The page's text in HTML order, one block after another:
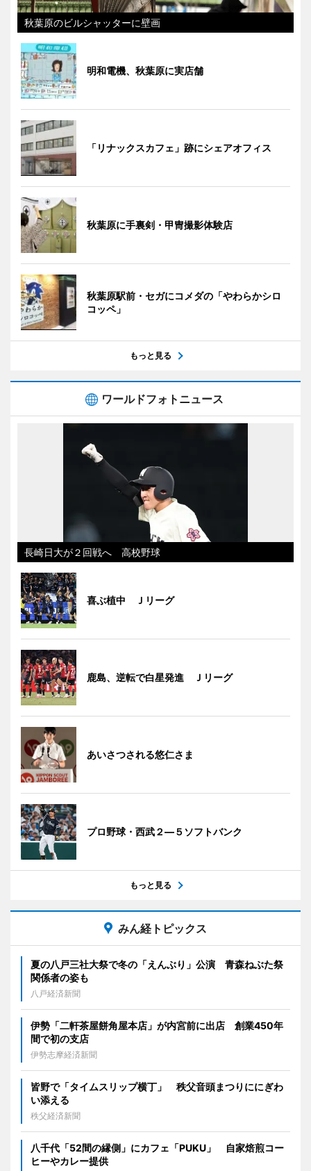
秋葉原のビルシャッターに壁画
明和電機、秋葉原に実店舗
「リナックスカフェ」跡にシェアオフィス
秋葉原に手裏剣・甲冑撮影体験店
秋葉原駅前・セガにコメダの「やわらかシロ
コッペ」
もっと見る
ワールドフォトニュース
長崎日大が２回戦へ 高校野球
喜ぶ植中 Ｊリーグ
鹿島、逆転で白星発進 Ｊリーグ
あいさつされる悠仁さま
プロ野球・西武２―５ソフトバンク
もっと見る
みん経トピックス
夏の八戸三社大祭で冬の「えんぶり」公演 青森ねぶた祭
関係者の姿も
八戸経済新聞
伊勢「二軒茶屋餅角屋本店」が内宮前に出店 創業450年
間で初の支店
伊勢志摩経済新聞
皆野で「タイムスリップ横丁」 秩父音頭まつりににぎわ
い添える
秩父経済新聞
八千代「52間の縁側」にカフェ「PUKU」 自家焙煎コー
ヒーやカレー提供